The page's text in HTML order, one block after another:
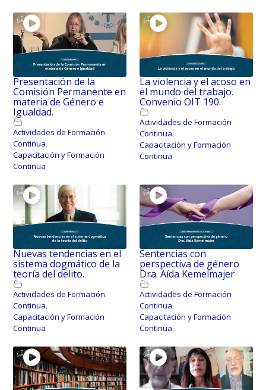
Presentación de la
Comisión Permanente en
materia de Género e
Igualdad.
Actividades de Formación
Continua
Capacitación y Formación
Continua
La violencia y el acoso en
el mundo del trabajo.
Convenio OIT 190.
Actividades de Formación
Continua
Capacitación y Formación
Continua
Nuevas tendencias en el
sistema dogmático de la
teoría del delito.
Actividades de Formación
Continua,
Capacitación y Formación
Continua
Sentencias con
perspectiva de género
Dra. Aída Kemelmajer
Actividades de Formación
Continua,
Capacitación y Formación
Continua